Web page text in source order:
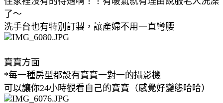
了～
洗手台也有特別訂製，讓產婦不用一直彎腰
寶寶方面
*每一種房型都設有寶寶一對一的攝影機
可以讓你24小時觀看自己的寶寶（感覺好變態哈哈）